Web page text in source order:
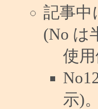
記事中
(No は
使
示)。